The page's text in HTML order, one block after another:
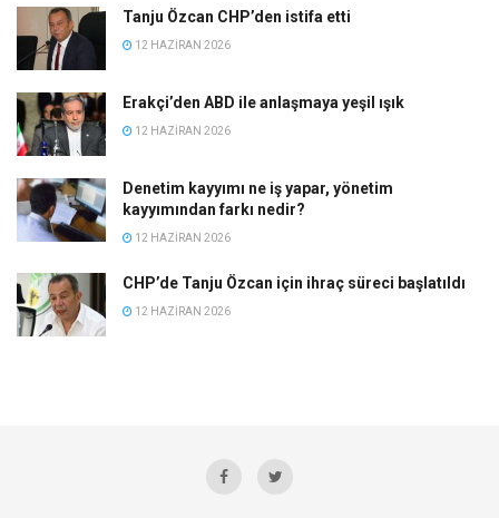
Tanju Özcan CHP’den istifa etti
12 HAZIRAN 2026
Erakçi’den ABD ile anlaşmaya yeşil ışık
12 HAZIRAN 2026
Denetim kayyımı ne iş yapar, yönetim
kayyımından farkı nedir?
12 HAZIRAN 2026
CHP’de Tanju Özcan için ihraç süreci başlatıldı
12 HAZIRAN 2026